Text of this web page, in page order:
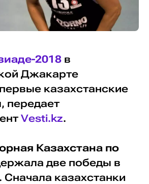
2018 в
Джакарте
казахстанские
передает
Vesti.kz.
Казахстана по
две победы в
Сначала казахстанки